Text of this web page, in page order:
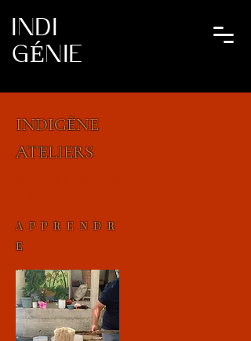
INDI
GÉNIE
INDIGÈNE
ATELIERS
APPRENDR
E